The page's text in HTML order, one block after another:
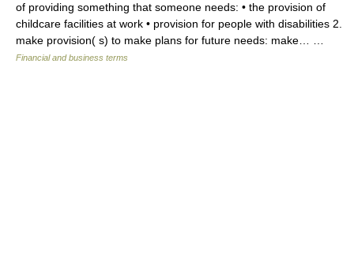
of providing something that someone needs: • the provision of
childcare facilities at work • provision for people with disabilities 2.
make provision( s) to make plans for future needs: make… …
Financial and business terms